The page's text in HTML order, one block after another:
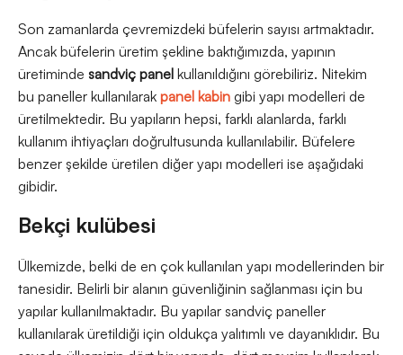
Son zamanlarda çevremizdeki büfelerin sayısı artmaktadır.
Ancak büfelerin üretim şekline baktığımızda, yapının
üretiminde sandviç panel kullanıldığını görebiliriz. Nitekim
bu paneller kullanılarak panel kabin gibi yapı modelleri de
üretilmektedir. Bu yapıların hepsi, farklı alanlarda, farklı
kullanım ihtiyaçları doğrultusunda kullanılabilir. Büfelere
benzer şekilde üretilen diğer yapı modelleri ise aşağıdaki
gibidir.
Bekçi kulübesi
Ülkemizde, belki de en çok kullanılan yapı modellerinden bir
tanesidir. Belirli bir alanın güvenliğinin sağlanması için bu
yapılar kullanılmaktadır. Bu yapılar sandviç paneller
kullanılarak üretildiği için oldukça yalıtımlı ve dayanıklıdır. Bu